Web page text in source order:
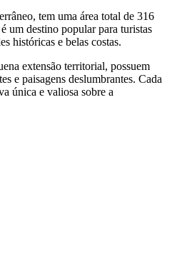
tem uma área total de 316
um destino popular para turistas
históricas e belas costas.
extensão territorial, possuem
e paisagens deslumbrantes. Cada
única e valiosa sobre a